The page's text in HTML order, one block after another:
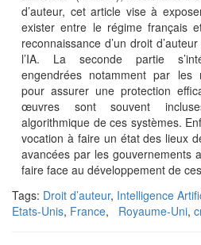
d’auteur, cet article vise à
exister entre le régime français
reconnaissance d’un droit
l’IA. La seconde partie
engendrées notamment par les
pour assurer une protection
œuvres sont souvent
algorithmique de ces systèmes.
vocation à faire un état des lieux
avancées par les gouvernements
faire face au développement de
Tags: Droit d’auteur, Intelligence
Etats-Unis, France, Royaume-Uni,